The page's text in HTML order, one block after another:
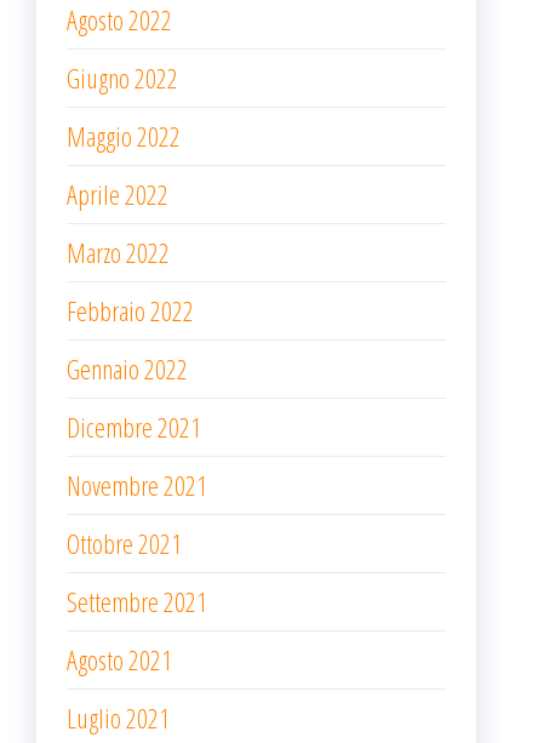
Agosto 2022
Giugno 2022
Maggio 2022
Aprile 2022
Marzo 2022
Febbraio 2022
Gennaio 2022
Dicembre 2021
Novembre 2021
Ottobre 2021
Settembre 2021
Agosto 2021
Luglio 2021